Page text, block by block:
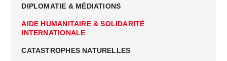
DIPLOMATIE & MÉDIATIONS
AIDE HUMANITAIRE & SOLIDARITÉ
INTERNATIONALE
CATASTROPHES NATURELLES